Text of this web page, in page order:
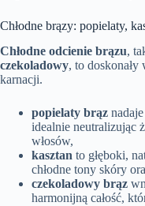
Chłodne brązy: popielaty,
Chłodne odcienie brązu,
czekoladowy, to
karnacji.
popielaty brąz
idealnie neutralizując
włosów,
kasztan to głęboki,
chłodne tony skóry
czekoladowy brąz
harmonijną całość,